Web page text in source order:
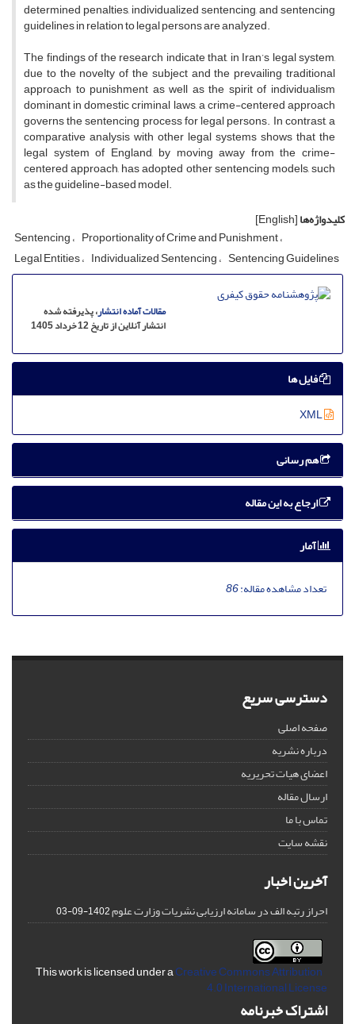
determined penalties, individualized sentencing, and sentencing
guidelines in relation to legal persons are analyzed.
The findings of the research indicate that, in Iran’s legal system,
due to the novelty of the subject and the prevailing traditional
approach to punishment as well as the spirit of individualism
dominant in domestic criminal laws, a crime-centered approach
governs the sentencing process for legal persons. In contrast, a
comparative analysis with other legal systems shows that the
legal system of England, by moving away from the crime-
centered approach, has adopted other sentencing models, such
as the guideline-based model.
کلیدواژه‌ها[English]
Sentencing Proportionality of Crime and Punishment
Legal Entities Individualized Sentencing Sentencing Guidelines
مقالات آماده انتشار، پذیرفته شده
انتشار آنلاین از تاریخ 12 خرداد 1405
فایل ها
هم رسانی
ارجاع به این مقاله
آمار
تعداد مشاهده مقاله:86
دسترسی سریع
صفحه اصلی
درباره نشریه
اعضای هیات تحریریه
ارسال مقاله
تماس با ما
نقشه سایت
آخرین اخبار
احراز رتبه الف در سامانه ارزیابی نشریات وزارت علوم1402-09-03
Creative Commons Attribution
4.0 International License
اشتراک خبرنامه